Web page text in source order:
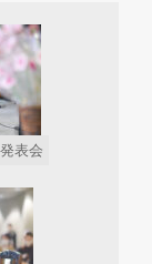
表会